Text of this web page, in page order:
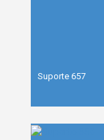
Suporte 657